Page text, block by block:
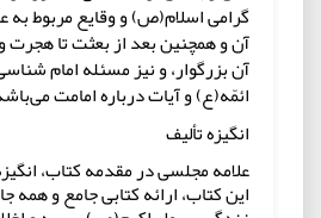
گرامی اسلام(ص) و وقایع مربوط
آن و همچنین بعد از بعثت تا هجرت
آن بزرگوار، و نیز مسئله امام
ائمّه(ع) و آیات درباره امامت
انگیزه تألیف
علامه مجلسی در مقدمه کتاب،
این کتاب، ارائه کتابی جامع و همه